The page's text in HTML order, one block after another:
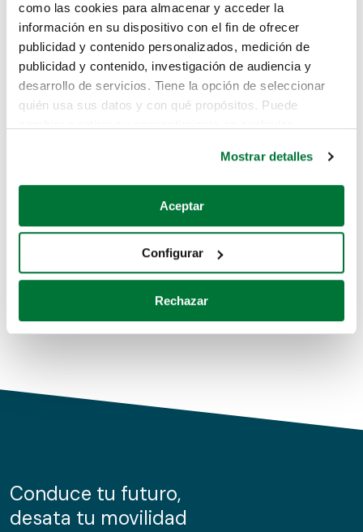
como las cookies para almacenar y acceder la
información en su dispositivo con el fin de ofrecer
publicidad y contenido personalizados, medición de
publicidad y contenido, investigación de audiencia y
desarrollo de servicios. Tiene la opción de seleccionar
quién usa sus datos y con qué propósitos. Puede
Si lo permite, también quisiéramos:
Recopilar información sobre su ubicación geográfica
Identificar su dispositivo analizándolo activamente
para buscar características específicas (huellas
Obtenga más información sobre cómo se procesan sus
de cookies.
información sobre el uso que haga del sitio web con
nuestros partners de redes sociales, publicidad y análisis
Mostrar detalles
Aceptar
Configurar
Rechazar
Lo sentimos, no sabemos como
te hemos traido hasta aquí.
Pero puedes encontrar el coche que estás
buscando en alguno de estos enlaces:
Coches de segunda mano
Coches de km0
Conduce tu futuro,
desata tu movilidad